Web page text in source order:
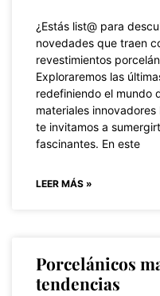
¿Estás list@ para
novedades que traen
revestimientos
Exploraremos las
redefiniendo el mundo
materiales
te invitamos a
fascinantes. En este
LEER MÁS »
Porcelánicos
tendencias